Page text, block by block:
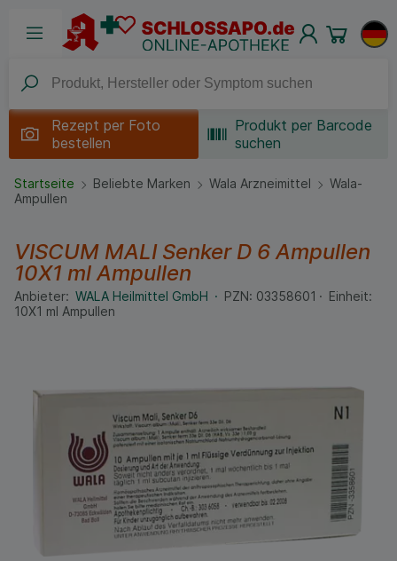
Rezept per Foto
bestellen
Produkt per Barcode
suchen
Startseite Beliebte Marken Wala Arzneimittel
Wala-
Ampullen
VISCUM MALI Senker D 6 Ampullen
10X1 mlAmpullen
Anbieter: WALA Heilmittel GmbH PZN: 03358601
Einheit:
10X1 ml Ampullen